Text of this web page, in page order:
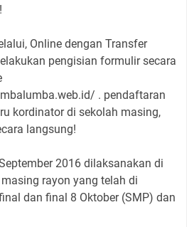
Online dengan Transfer
pengisian formulir secara
. pendaftaran
kordinator di sekolah masing,
langsung!
2016 dilaksanakan di
rayon yang telah di
dan final 8 Oktober (SMP) dan